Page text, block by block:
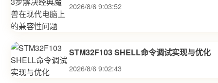
2026/8/6 9:03:52
STM32F103 SHELL命令调试实现与优化
2026/8/6 9:02:43